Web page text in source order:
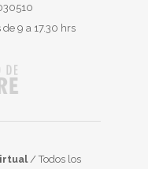
9 a 17.30 hrs
/ Todos los